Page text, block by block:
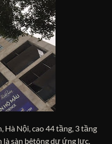
Hà Nội, cao 44 tầng, 3 tầng
sàn bêtông dự ứng lực,